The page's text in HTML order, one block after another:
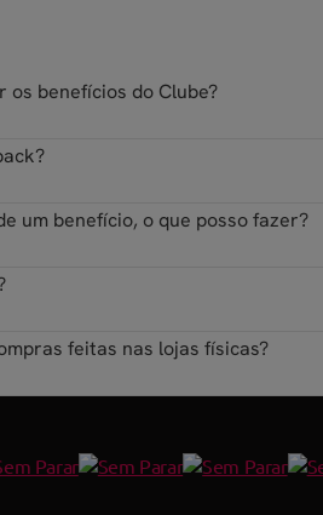
os benefícios do Clube?
um benefício, o que posso fazer?
feitas nas lojas físicas?